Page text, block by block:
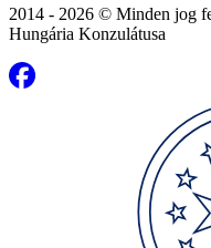
2014 - 2026 © Minden jog
Hungária Konzulátusa